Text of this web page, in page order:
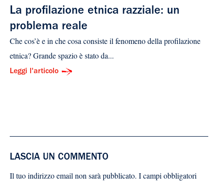
La profilazione etnica razziale: un
problema reale
Che cos’è e in che cosa consiste il fenomeno della profilazione
etnica? Grande spazio è stato da...
Leggi l'articolo
LASCIA UN COMMENTO
Il tuo indirizzo email non sarà pubblicato. I campi obbligatori